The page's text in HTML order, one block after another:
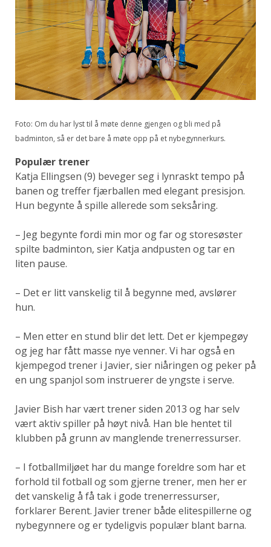
Foto: Om du har lyst til å møte denne gjengen og bli med på
badminton, så er det bare å møte opp på et nybegynnerkurs.
Populær trener
Katja Ellingsen (9) beveger seg i lynraskt tempo på
banen og treffer fjærballen med elegant presisjon.
Hun begynte å spille allerede som seksåring.
– Jeg begynte fordi min mor og far og storesøster
spilte badminton, sier Katja andpusten og tar en
liten pause.
– Det er litt vanskelig til å begynne med, avslører
hun.
– Men etter en stund blir det lett. Det er kjempegøy
og jeg har fått masse nye venner. Vi har også en
kjempegod trener i Javier, sier niåringen og peker på
en ung spanjol som instruerer de yngste i serve.
Javier Bish har vært trener siden 2013 og har selv
vært aktiv spiller på høyt nivå. Han ble hentet til
klubben på grunn av manglende trenerressurser.
– I fotballmiljøet har du mange foreldre som har et
forhold til fotball og som gjerne trener, men her er
det vanskelig å få tak i gode trenerressurser,
forklarer Berent. Javier trener både elitespillerne og
nybegynnere og er tydeligvis populær blant barna.